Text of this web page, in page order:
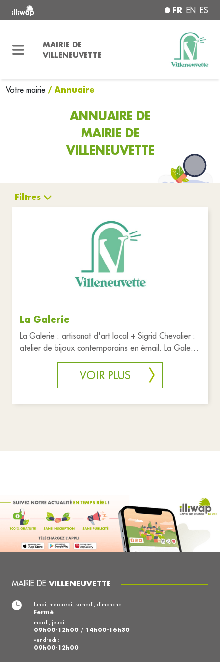
FR EN ES
MAIRIE DE
VILLENEUVETTE
Votre mairie / Annuaire
ANNUAIRE DE
MAIRIE DE
VILLENEUVETTE
Filtres
La Galerie
La Galerie : artisanat d'art local + Sigrid Chevalier :
atelier de bijoux contemporains en émail. La Galerie
VOIR PLUS
MAIRIE DE VILLENEUVETTE
lundi, mercredi, samedi, dimanche :
Fermé
mardi, jeudi :
09h00-12h00 / 14h00-16h30
vendredi :
09h00-12h00